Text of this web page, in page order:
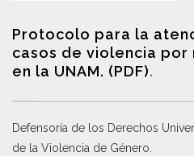
Protocolo para la
casos de violencia
en la UNAM. (PDF).
Defensoría de los Derechos
de la Violencia de Género